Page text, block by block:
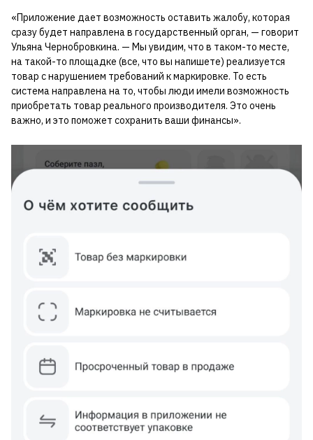
«Приложение дает возможность оставить жалобу, которая
сразу будет направлена в государственный орган, — говорит
Ульяна Чернобровкина. — Мы увидим, что в таком-то месте,
на такой-то площадке (все, что вы напишете) реализуется
товар с нарушением требований к маркировке. То есть
система направлена на то, чтобы люди имели возможность
приобретать товар реального производителя. Это очень
важно, и это поможет сохранить ваши финансы».